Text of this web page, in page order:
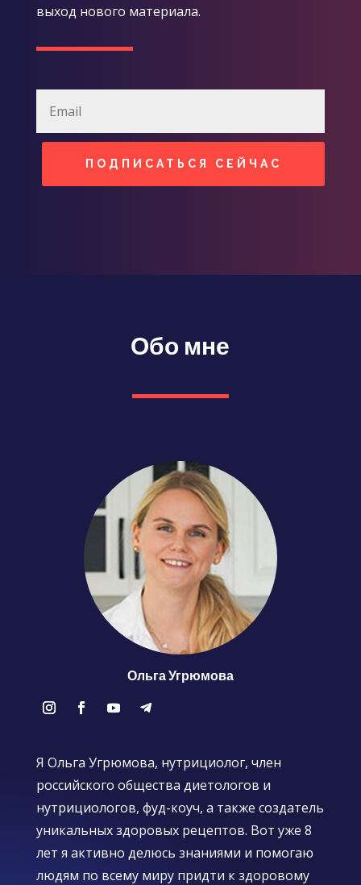
выход нового материала.
ПОДПИСАТЬСЯ СЕЙЧАС
Обо мне
Ольга Угрюмова
Я Ольга Угрюмова, нутрициолог, член
российского общества диетологов и
нутрициологов, фуд-коуч, а также создатель
уникальных здоровых рецептов. Вот уже 8
лет я активно делюсь знаниями и помогаю
людям по всему миру придти к здоровому